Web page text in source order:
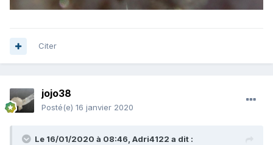
Citer
jojo38
Posté(e) 16 janvier 2020
Le 16/01/2020 à 08:46, Adri4122 a dit :